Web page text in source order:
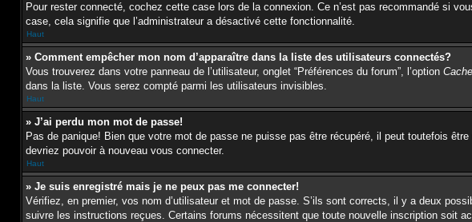
Pour rester connecté, cochez cette case lors de la connexion. Ce n’est pas recommandé si
case, cela signifie que l’administrateur a désactivé cette fonctionnalité.
Haut
» Comment empêcher mon nom d’apparaître dans la liste des utilisateurs connectés?
Vous trouverez dans votre panneau de l’utilisateur, onglet “Préférences du forum”, l’option
dans la liste. Vous serez compté parmi les utilisateurs invisibles.
Haut
» J’ai perdu mon mot de passe!
Pas de panique! Bien que votre mot de passe ne puisse pas être récupéré, il peut toutefois
devriez pouvoir à nouveau vous connecter.
Haut
» Je suis enregistré mais je ne peux pas me connecter!
Vérifiez, en premier, vos nom d’utilisateur et mot de passe. S’ils sont corrects, il y a deux
suivre les instructions reçues. Certains forums nécessitent que toute nouvelle inscription soit